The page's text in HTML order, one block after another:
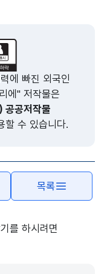
에 빠진 외국인
에" 저작물은
공공저작물
할 수 있습니다.
목록
를 하시려면